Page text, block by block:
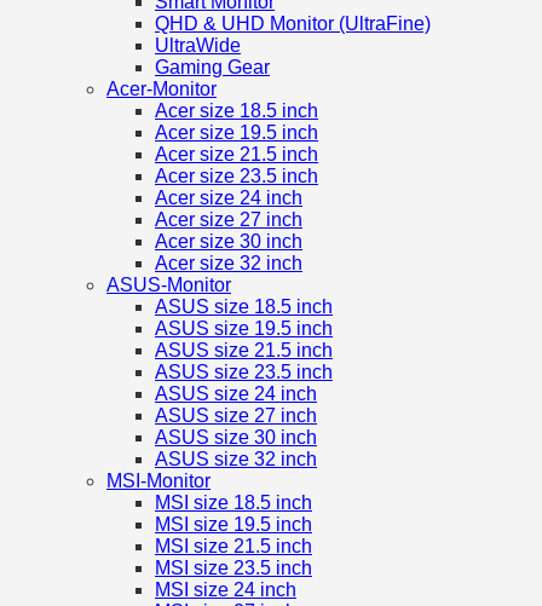
QHD & UHD Monitor (UltraFine)
UltraWide
Gaming Gear
Acer-Monitor
Acer size 18.5 inch
Acer size 19.5 inch
Acer size 21.5 inch
Acer size 23.5 inch
Acer size 24 inch
Acer size 27 inch
Acer size 30 inch
Acer size 32 inch
ASUS-Monitor
ASUS size 18.5 inch
ASUS size 19.5 inch
ASUS size 21.5 inch
ASUS size 23.5 inch
ASUS size 24 inch
ASUS size 27 inch
ASUS size 30 inch
ASUS size 32 inch
MSI-Monitor
MSI size 18.5 inch
MSI size 19.5 inch
MSI size 21.5 inch
MSI size 23.5 inch
MSI size 24 inch